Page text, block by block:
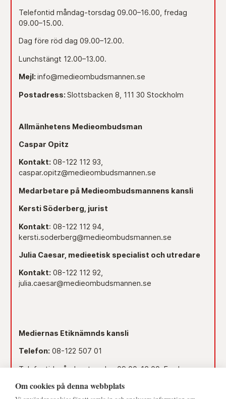
Telefontid måndag-torsdag 09.00–16.00, fredag
09.00–15.00.
Dag före röd dag 09.00–12.00.
Lunchstängt 12.00–13.00.
Mejl: info@medieombudsmannen.se
Postadress: Slottsbacken 8, 111 30 Stockholm
Allmänhetens Medieombudsman
Caspar Opitz
Kontakt: 08-122 112 93,
caspar.opitz@medieombudsmannen.se
Medarbetare på Medieombudsmannens kansli
Kersti Söderberg, jurist
Kontakt: 08-122 112 94,
kersti.soderberg@medieombudsmannen.se
Julia Caesar, medieetisk specialist och utredare
Kontakt: 08-122 112 92,
julia.caesar@medieombudsmannen.se
Mediernas Etiknämnds kansli
Telefon: 08-122 507 01
Telefontid måndag-torsdag 09.00–16.00. Fredag
Dag före röd dag 09.00–12.00.
Om cookies på denna webbplats